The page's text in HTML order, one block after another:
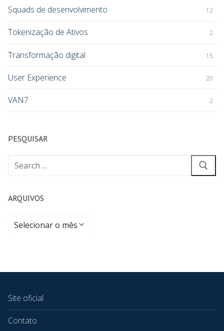
Squads de desenvolvimento 12
Tokenização de Ativos 2
Transformação digital 15
User Experience 20
VAN7 2
PESQUISAR
ARQUIVOS
Site oficial
Contato